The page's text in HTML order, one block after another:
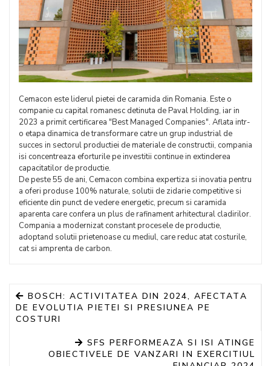
Cemacon este liderul pietei de caramida din Romania. Este o
companie cu capital romanesc detinuta de Paval Holding, iar in
2023 a primit certificarea "Best Managed Companies". Aflata intr-
o etapa dinamica de transformare catre un grup industrial de
succes in sectorul productiei de materiale de constructii, compania
isi concentreaza eforturile pe investitii continue in extinderea
capacitatilor de productie.
De peste 55 de ani, Cemacon combina expertiza si inovatia pentru
a oferi produse 100% naturale, solutii de zidarie competitive si
eficiente din punct de vedere energetic, precum si caramida
aparenta care confera un plus de rafinament arhitectural cladirilor.
Compania a modernizat constant procesele de productie,
adoptand solutii prietenoase cu mediul, care reduc atat costurile,
cat si amprenta de carbon.
BOSCH: ACTIVITATEA DIN 2024, AFECTATA
DE EVOLUTIA PIETEI SI PRESIUNEA PE
COSTURI
SFS PERFORMEAZA SI ISI ATINGE
OBIECTIVELE DE VANZARI IN EXERCITIUL